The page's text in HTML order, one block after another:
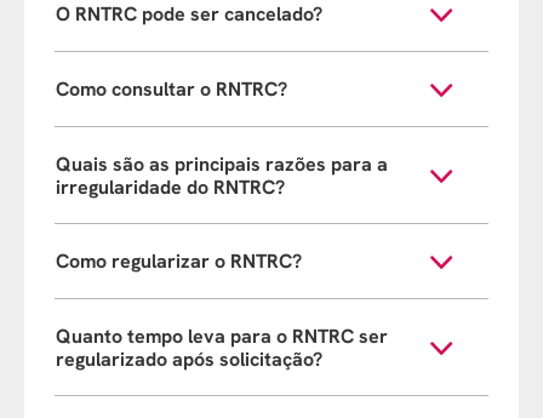
O RNTRC pode ser cancelado?
Como consultar o RNTRC?
Quais são as principais razões para a
irregularidade do RNTRC?
Como regularizar o RNTRC?
Quanto tempo leva para o RNTRC ser
regularizado após solicitação?